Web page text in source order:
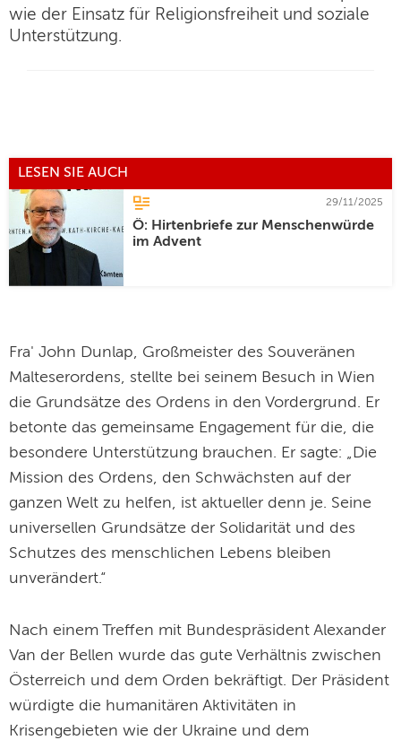
wie der Einsatz für Religionsfreiheit und soziale
Unterstützung.
LESEN SIE AUCH
29/11/2025
Ö: Hirtenbriefe zur Menschenwürde
im Advent
Fra' John Dunlap, Großmeister des Souveränen
Malteserordens, stellte bei seinem Besuch in Wien
die Grundsätze des Ordens in den Vordergrund. Er
betonte das gemeinsame Engagement für die, die
besondere Unterstützung brauchen. Er sagte: „Die
Mission des Ordens, den Schwächsten auf der
ganzen Welt zu helfen, ist aktueller denn je. Seine
universellen Grundsätze der Solidarität und des
Schutzes des menschlichen Lebens bleiben
unverändert.“
Nach einem Treffen mit Bundespräsident Alexander
Van der Bellen wurde das gute Verhältnis zwischen
Österreich und dem Orden bekräftigt. Der Präsident
würdigte die humanitären Aktivitäten in
Krisengebieten wie der Ukraine und dem